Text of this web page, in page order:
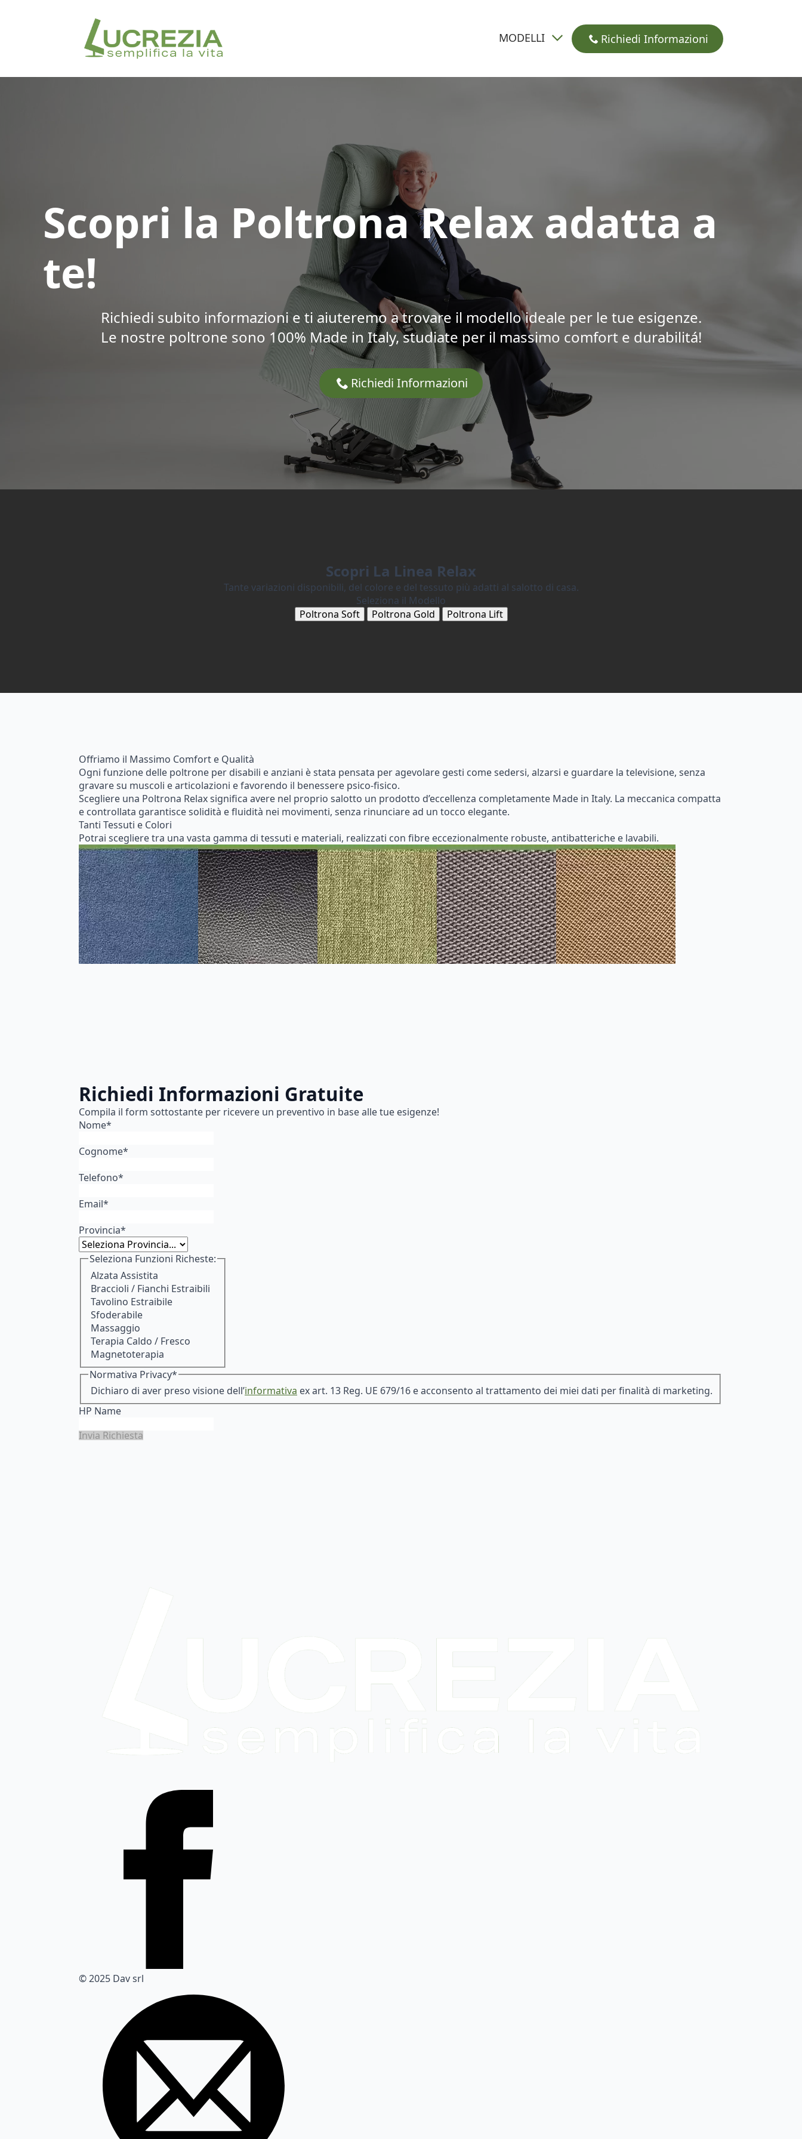
MODELLI Richiedi Informazioni
Scopri la Poltrona Relax adatta a
te!
Richiedi subito informazioni e ti aiuteremo a trovare il modello ideale per le tue esigenze.
Le nostre poltrone sono 100% Made in Italy, studiate per il massimo comfort e durabilitá!
Richiedi Informazioni
Scopri La Linea Relax
Tante variazioni disponibili, del colore e del tessuto più adatti al salotto di casa.
Seleziona il Modello
Poltrona Soft
Poltrona Gold Poltrona Lift
Offriamo il Massimo Comfort e Qualità
Ogni funzione delle poltrone per disabili e anziani è stata pensata per agevolare gesti come sedersi, alzarsi e guardare la televisione, senza
gravare su muscoli e articolazioni e favorendo il benessere psico-fisico.
Scegliere una Poltrona Relax significa avere nel proprio salotto un prodotto d’eccellenza completamente Made in Italy. La meccanica compatta
e controllata garantisce solidità e fluidità nei movimenti, senza rinunciare ad un tocco elegante.
Tanti Tessuti e Colori
Potrai scegliere tra una vasta gamma di tessuti e materiali, realizzati con fibre eccezionalmente robuste, antibatteriche e lavabili.
Richiedi Informazioni Gratuite
Compila il form sottostante per ricevere un preventivo in base alle tue esigenze!
Nome*
Cognome*
Telefono*
Email*
Provincia*
Seleziona Funzioni Richeste:
Alzata Assistita
Braccioli / Fianchi Estraibili
Tavolino Estraibile
Sfoderabile
Massaggio
Terapia Caldo / Fresco
Magnetoterapia
Normativa Privacy*
Dichiaro di aver preso visione dell’informativa ex art. 13 Reg. UE 679/16 e acconsento al trattamento dei miei dati per finalità di marketing.
HP Name
Invia Richiesta
© 2025 Dav srl